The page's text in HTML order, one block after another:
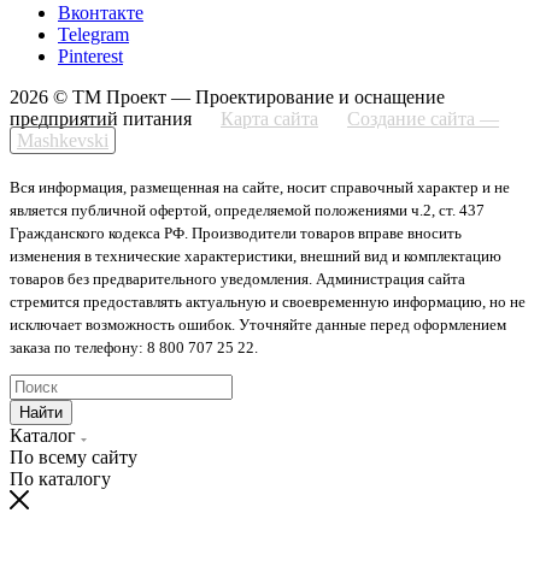
Вконтакте
Telegram
Pinterest
2026 © ТМ Проект — Проектирование и оснащение
предприятий питания
Карта сайта
Создание сайта —
Mashkevski
Вся информация, размещенная на сайте, носит справочный характер и не
является публичной офертой, определяемой положениями ч.2, ст. 437
Гражданского кодекса РФ. Производители товаров вправе вносить
изменения в технические характеристики, внешний вид и комплектацию
товаров без предварительного уведомления. Администрация сайта
стремится предоставлять актуальную и своевременную информацию, но не
исключает возможность ошибок. Уточняйте данные перед оформлением
заказа по телефону: 8 800 707 25 22.
Найти
Каталог
По всему сайту
По каталогу